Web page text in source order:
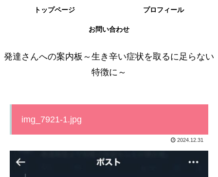
発達さんへの案内板～生き辛い症状を取るに足らない
特徴に～
トップページ プロフィール
お問い合わせ
img_7921-1.jpg
2024.12.31